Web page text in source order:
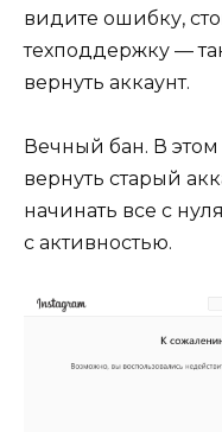
видите ошибку,
техподдержку —
вернуть аккаунт.
Вечный бан. В
вернуть старый
начинать все с
с активностью.